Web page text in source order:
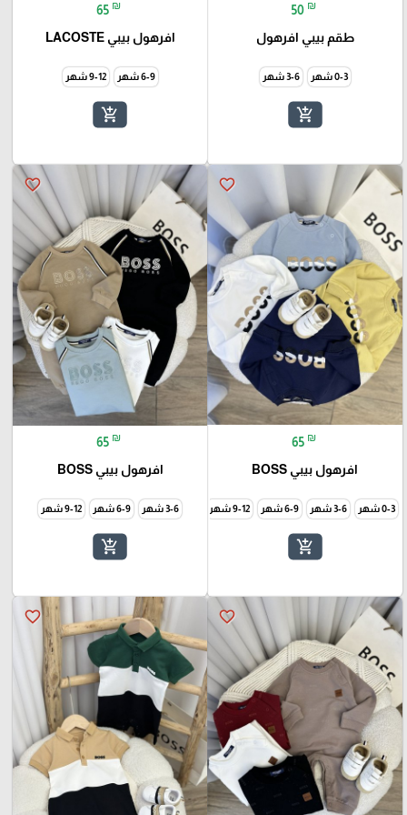
50 ₪
طقم بيبي افرهول
0-3 شهر 3-6 شهر
add_shopping_cart
65 ₪
افرهول بيبي LACOSTE
6-9 شهر 9-12 شهر
add_shopping_cart
favorite_border
65 ₪
افرهول بيبي BOSS
0-3 شهر 3-6 شهر 6-9 شهر 9-12 شهر
add_shopping_cart
favorite_border
65 ₪
افرهول بيبي BOSS
3-6 شهر 6-9 شهر 9-12 شهر
add_shopping_cart
favorite_border
favorite_border